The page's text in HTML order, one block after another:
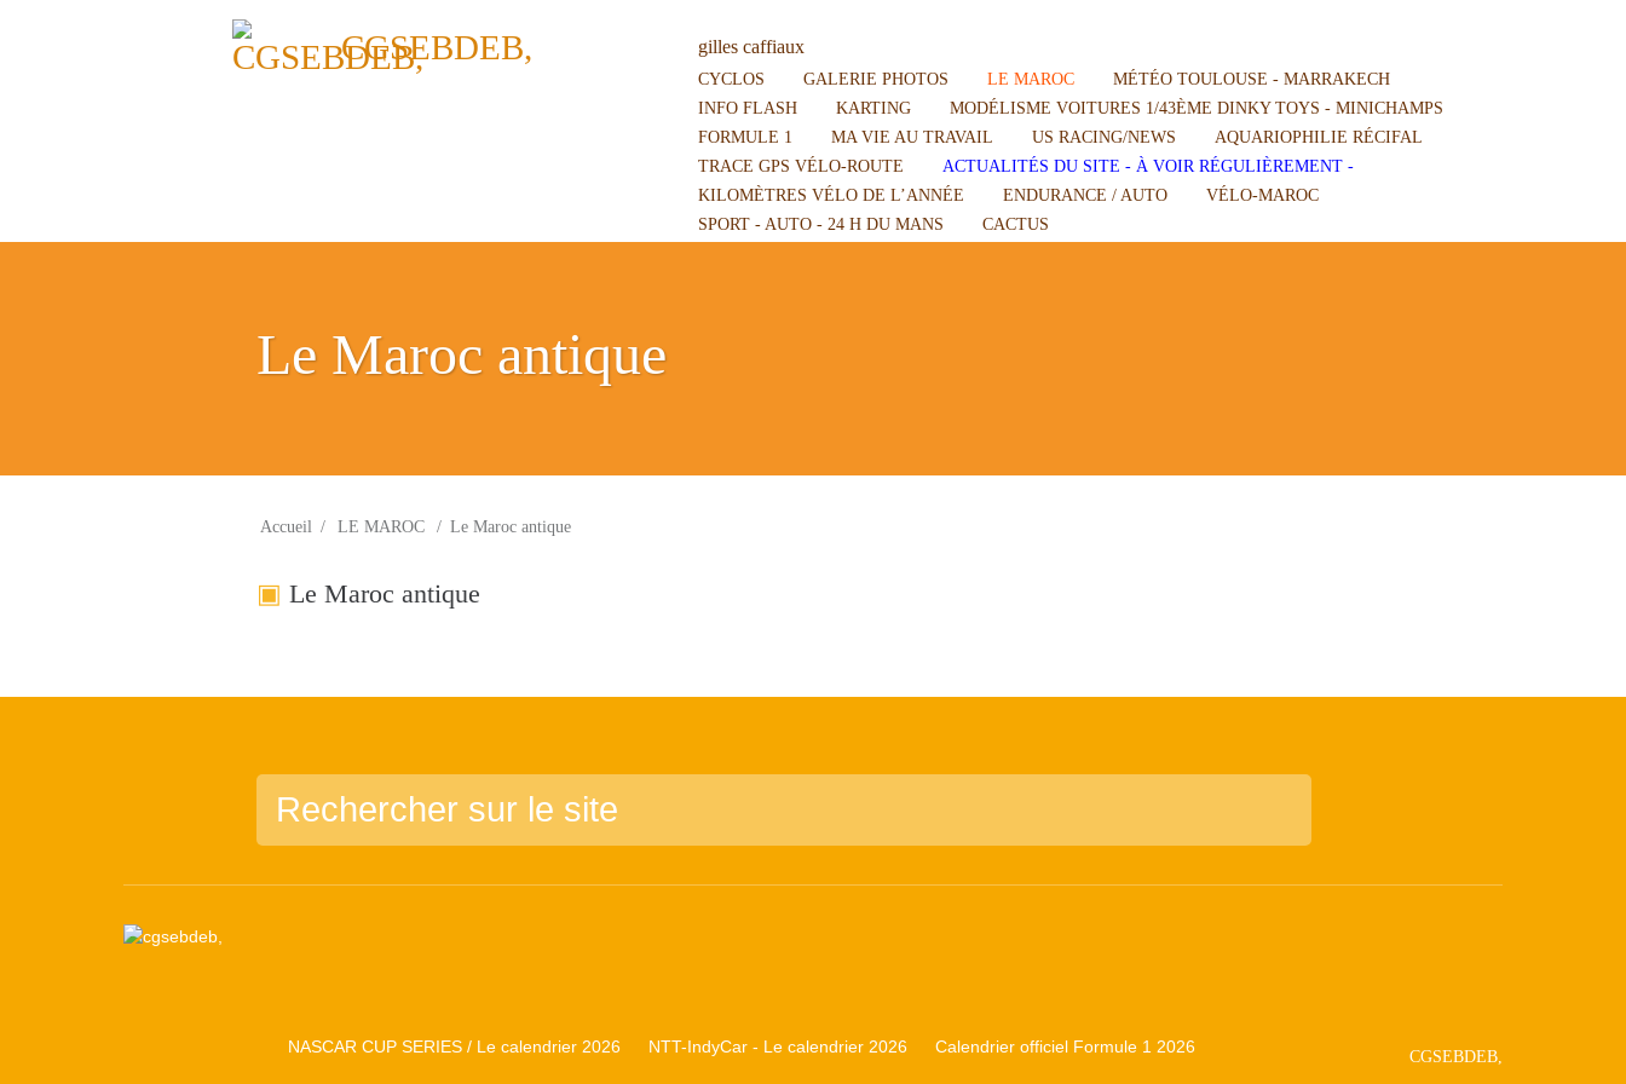
CGSEBDEB, gilles caffiaux
CYCLOS GALERIE PHOTOS LE MAROC
MÉTÉO TOULOUSE - MARRAKECH
INFO FLASH
KARTING
MODÉLISME VOITURES 1/43ÈME DINKY TOYS - MINICHAMPS
FORMULE 1
MA VIE AU TRAVAIL US RACING/NEWS
AQUARIOPHILIE RÉCIFAL
TRACE GPS VÉLO-ROUTE
ACTUALITÉS DU SITE - À VOIR RÉGULIÈREMENT -
KILOMÈTRES VÉLO DE L’ANNÉE
ENDURANCE / AUTO
VÉLO-MAROC
SPORT - AUTO - 24 H DU MANS
CACTUS
Le Maroc antique
Accueil / LE MAROC / Le Maroc antique
Le Maroc antique
NASCAR CUP SERIES / Le calendrier 2026 NTT-IndyCar - Le calendrier 2026 Calendrier officiel Formule 1 2026 CGSEBDEB,